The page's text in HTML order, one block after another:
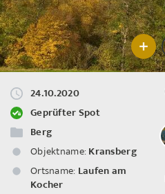
24.10.2020
Geprüfter Spot
Berg
Objektname: Kransberg
Ortsname: Laufen am
Kocher